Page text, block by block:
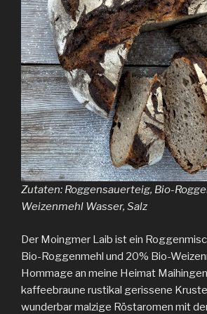
Zutaten: Roggensauerteig, Bio-
Weizenmehl Wasser, Salz
Der Moingmer Laib ist ein
Bio-Roggenmehl und 20% Bio-
Hommage an meine Heimat
kaffeebraune rustikal gerissene
wunderbar malzige Röstaromen mit